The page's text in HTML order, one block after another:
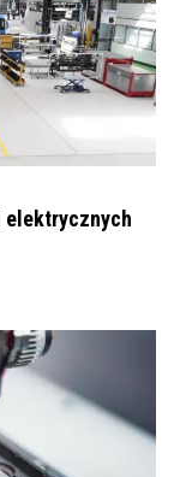
elektrycznych